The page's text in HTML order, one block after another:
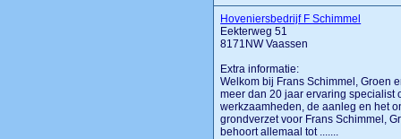
Hoveniersbedrijf F Schimmel
Eekterweg 51
8171NW Vaassen
Extra informatie:
Welkom bij Frans Schimmel, Groen
meer dan 20 jaar ervaring specialist
werkzaamheden, de aanleg en het
grondverzet voor Frans Schimmel,
behoort allemaal tot .......